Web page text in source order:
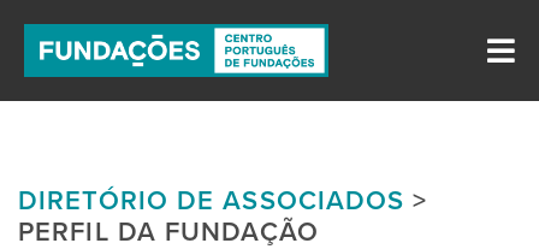
DIRETÓRIO DE ASSOCIADOS >
PERFIL DA FUNDAÇÃO